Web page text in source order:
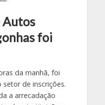
Autos
foi
da manhã, foi
de inscrições.
a arrecadação